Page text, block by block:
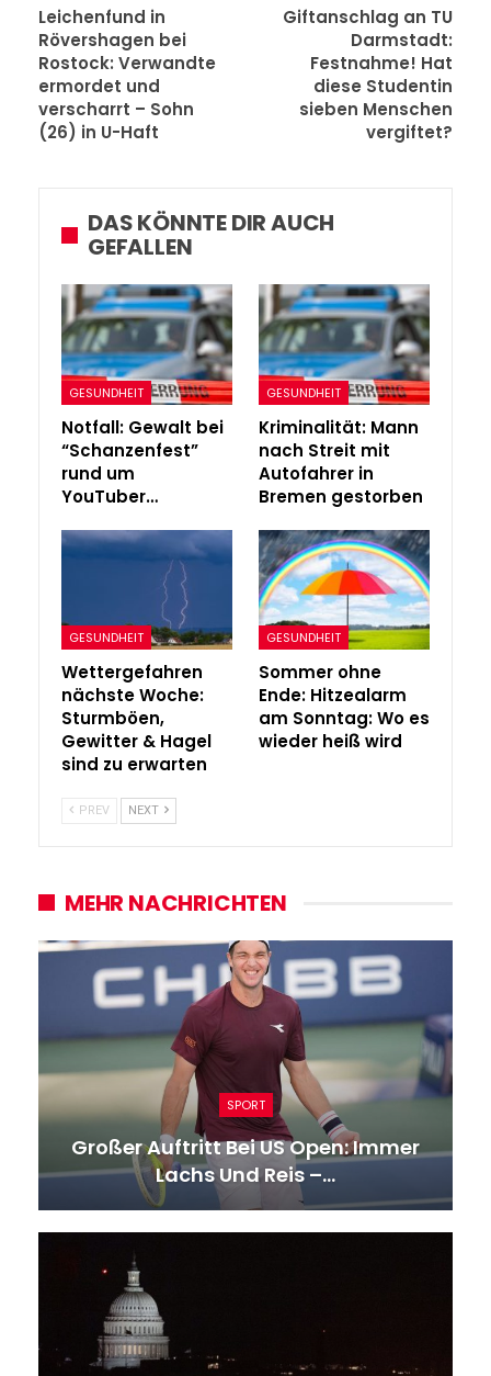
Leichenfund in
Rövershagen bei
Rostock: Verwandte
ermordet und
verscharrt – Sohn
(26) in U-Haft
Giftanschlag an TU
Darmstadt:
Festnahme! Hat
diese Studentin
sieben Menschen
vergiftet?
DAS KÖNNTE DIR AUCH
GEFALLEN
GESUNDHEIT
Notfall: Gewalt bei
“Schanzenfest”
rund um
YouTuber…
GESUNDHEIT
Kriminalität: Mann
nach Streit mit
Autofahrer in
Bremen gestorben
GESUNDHEIT
Wettergefahren
nächste Woche:
Sturmböen,
Gewitter & Hagel
sind zu erwarten
GESUNDHEIT
Sommer ohne
Ende: Hitzealarm
am Sonntag: Wo es
wieder heiß wird
PREV NEXT
MEHR NACHRICHTEN
SPORT
Großer Auftritt Bei US Open: Immer
Lachs Und Reis –…